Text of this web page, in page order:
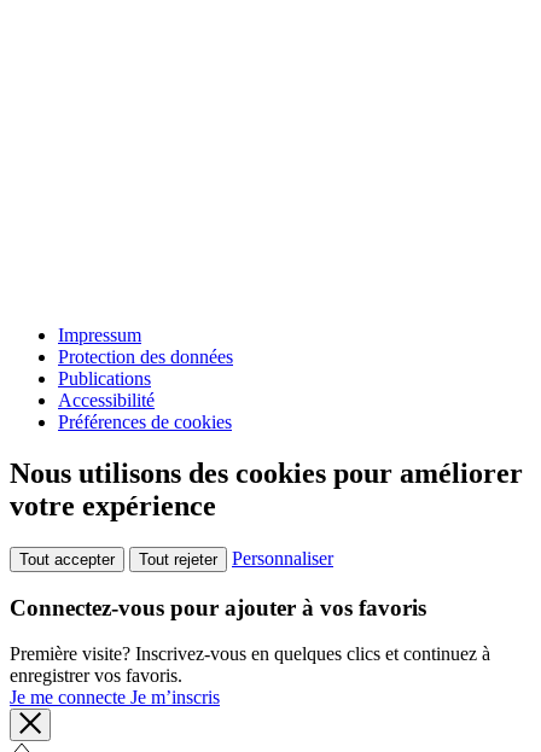
Impressum
Protection des données
Publications
Accessibilité
Préférences de cookies
Nous utilisons des cookies pour améliorer
votre expérience
Tout accepter Tout rejeter Personnaliser
Connectez-vous pour ajouter à vos favoris
Première visite? Inscrivez-vous en quelques clics et continuez à
enregistrer vos favoris.
Je me connecte Je m’inscris